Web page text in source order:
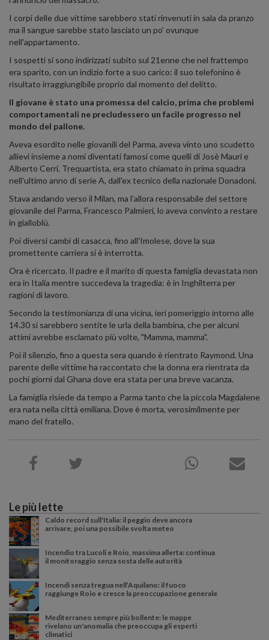
I corpi delle due vittime sarebbero stati rinvenuti in sala da pranzo
ma il sangue sarebbe stato lasciato un po' ovunque
nell'appartamento.
I sospetti si sono indirizzati subito sul 21enne che nel frattempo
era sparito, con un indizio forte a suo carico: il suo telefonino è
risultato irraggiungibile proprio dal momento del delitto.
Il giovane è stato una promessa del calcio, prima che problemi
comportamentali ne precludessero un facile progresso nel
mondo del pallone.
Aveva esordito nelle giovanili del Parma, aveva vinto uno scudetto
allievi insieme a nomi diventati famosi come quelli di Josè Mauri e
Alberto Cerri. Trequartista, era stato chiamato in prima squadra
nell'ultimo anno di serie A, dall'ex tecnico della nazionale Donadoni.
Stava andando verso il Milan, ma l'allora responsabile del settore
giovanile del Parma, Francesco Palmieri, lo aveva convinto a restare
in gialloblù.
Poi diversi cambi di casacca, fino all'Imolese, dove la sua
promettente carriera si è interrotta.
Ora è ricercato. Il padre e il marito di questa famiglia devastata non
era in Italia mentre succedeva la tragedia: è in Inghilterra per
ragioni di lavoro.
Secondo la testimonianza di una vicina, ieri pomeriggio intorno alle
14.30 si sarebbero sentite le urla della bambina, che per alcuni
attimi avrebbe esclamato più volte, "Mamma, mamma".
Poi il silenzio, fino a questa sera quando è rientrato Raymond. Una
parente delle vittime ha raccontato che la donna era rientrata da
pochi giorni dal Ghana dove era stata per una breve vacanza.
La famiglia risiede da tempo a Parma tanto che la piccola Magdalene
era nata nella città emiliana. Dove è morta, verosimilmente per
mano del fratello.
Le più lette
Caldo record sull'Italia: il peggio deve ancora
arrivare, poi una possibile svolta meteo
Incendio tra Lucoli e Roio, massima allerta: continua
il monitoraggio senza sosta delle autorità
Incendi senza tregua nell’Aquilano: il fuoco
raggiunge Roio e cresce la preoccupazione generale
Mediterraneo sempre più bollente: le mappe
rivelano un'anomalia che preoccupa gli esperti
climatici